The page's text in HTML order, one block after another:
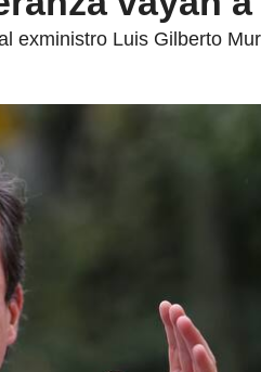
exministro Luis Gilberto